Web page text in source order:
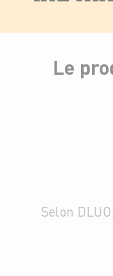
Le
Selon